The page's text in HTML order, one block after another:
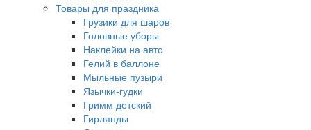
Товары для праздника
Грузики для шаров
Головные уборы
Наклейки на авто
Гелий в баллоне
Мыльные пузыри
Язычки-гудки
Гримм детский
Гирлянды